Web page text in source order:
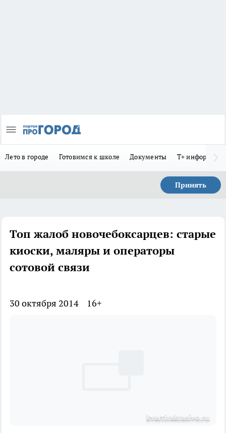
Лето в городе Готовимся к школе Документы Т+
Принять
Топ жалоб новочебоксарцев: старые
киоски, маляры и операторы
сотовой связи
30 октября 2014 16+
kvartirakrasivo.ru